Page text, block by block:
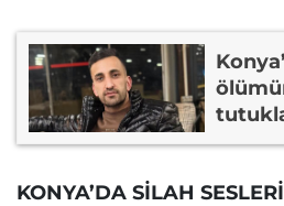
KONYA’DA SİLAH